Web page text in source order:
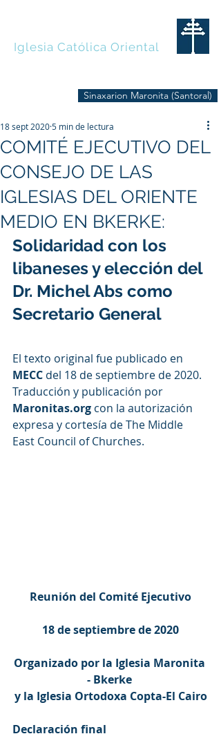
Iglesia Católica Oriental
Sinaxarion Maronita (Santoral)
COMITÉ EJECUTIVO DEL
CONSEJO DE LAS
IGLESIAS DEL ORIENTE
MEDIO EN BKERKE:
18 sept 20205 min de lectura
Solidaridad con los
libaneses y elección del
Dr. Michel Abs como
Secretario General
El texto original fue publicado en
MECC del 18 de septiembre de 2020.
Traducción y publicación por
Maronitas.org con la autorización
expresa y cortesía de The Middle
East Council of Churches.
Reunión del Comité Ejecutivo
18 de septiembre de 2020
Organizado por la Iglesia Maronita
- Bkerke
y la Iglesia Ortodoxa Copta-El Cairo
Declaración final